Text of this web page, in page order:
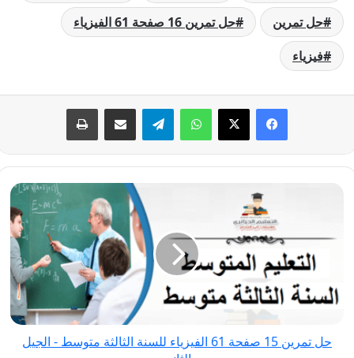
حل تمرين
حل تمرين 16 صفحة 61 الفيزياء
فيزياء
فيسبوك
‫X واتسابتيلقراممشاركة عبر البريد طباعة
الفيزياء
للسنة
متوسط
حل تمرين 15 صفحة 61 الفيزياء للسنة الثالثة متوسط - الجيل